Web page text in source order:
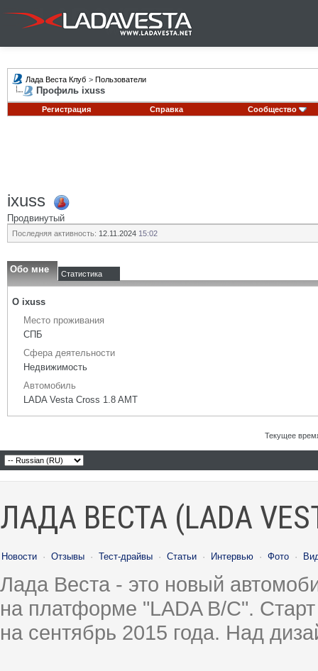
Лада Веста Клуб > Пользователи
Профиль ixuss
Регистрация Справка Сообщество
ixuss
Продвинутый
Последняя активность: 12.11.2024 15:02
Обо мне Статистика
О ixuss
Место проживания
СПБ
Сфера деятельности
Недвижимость
Автомобиль
LADA Vesta Cross 1.8 AMT
Текущее
ЛАДА ВЕСТА (LADA
Новости · Отзывы · Тест-драйвы · Статьи · Интервью · Фото ·
Лада Веста - это новый
на платформе "LADA B/C".
на сентябрь 2015 года. Над